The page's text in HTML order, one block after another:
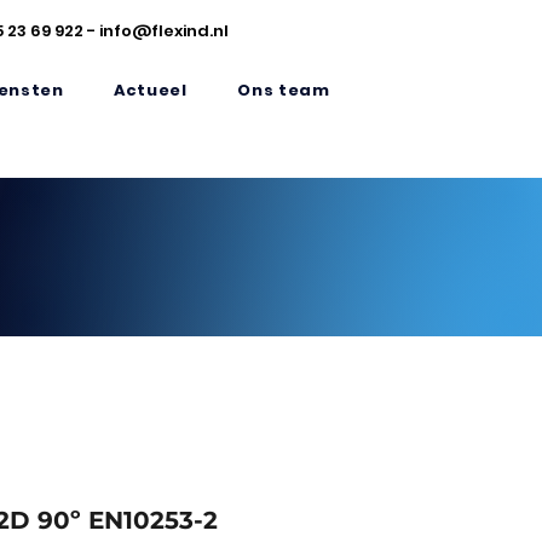
23 69 922 - info@flexind.nl
Actueel Ons team
90º EN10253-2